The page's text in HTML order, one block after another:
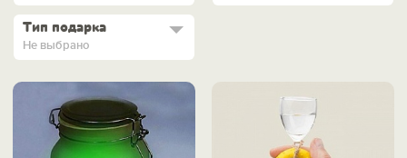
Тип подарка
Не выбрано